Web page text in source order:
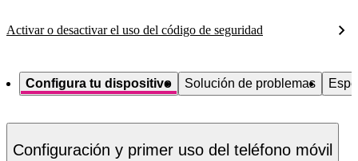
Activar o desactivar el uso del código de seguridad
Configura tu dispositivo Solución de problemas
Configuración y primer uso del teléfono móvil